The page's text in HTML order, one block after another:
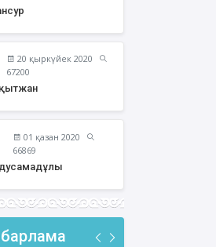
Әбішев Қуаныш
Мансур
20 қыркүйек 2020
67200
01 қазан 2020
66869